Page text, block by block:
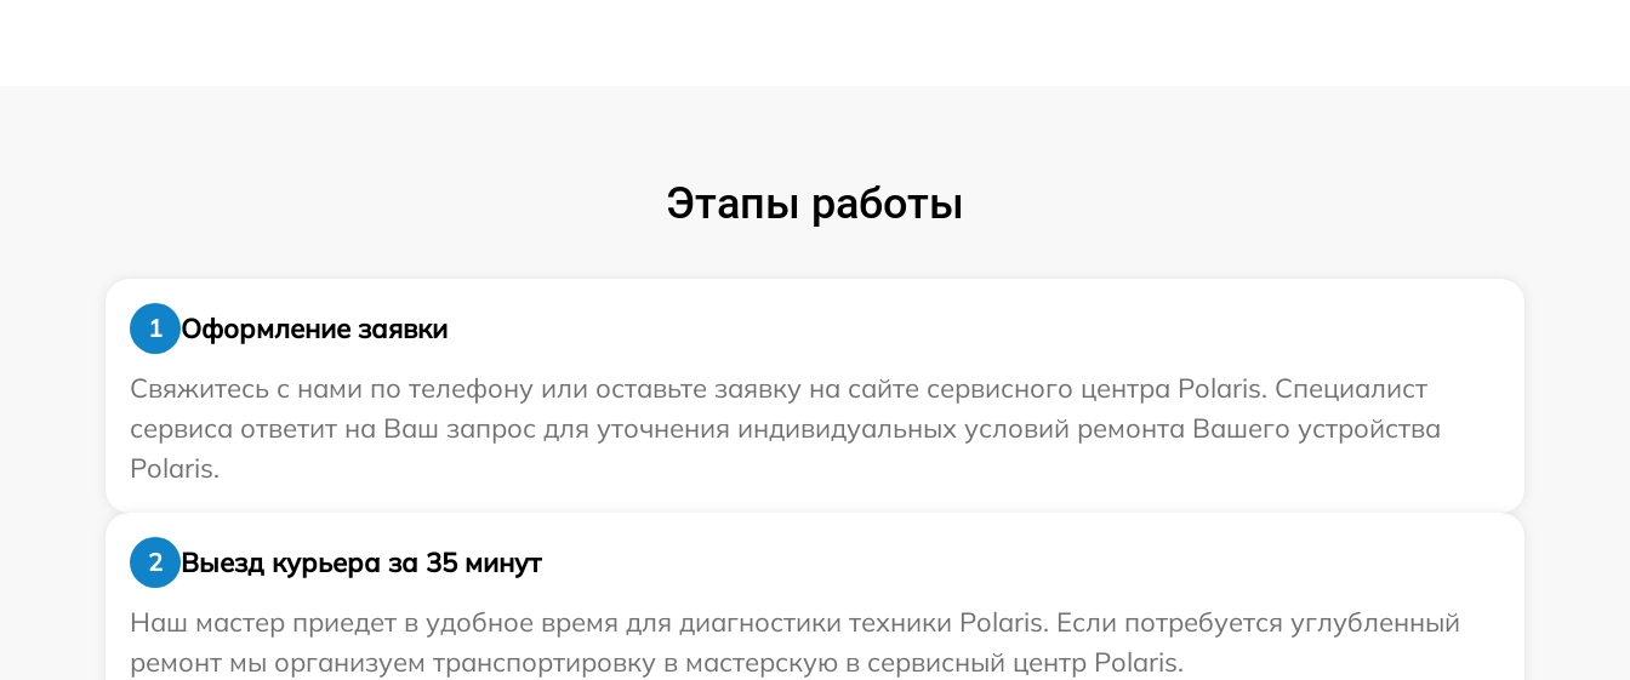
Этапы работы
1
Оформление заявки
Свяжитесь с нами по телефону или оставьте заявку на сайте сервисного центра Polaris. Специалист
сервиса ответит на Ваш запрос для уточнения индивидуальных условий ремонта Вашего устройства
Polaris.
2
Выезд курьера за 35 минут
Наш мастер приедет в удобное время для диагностики техники Polaris. Если потребуется углубленный
ремонт мы организуем транспортировку в мастерскую в сервисный центр Polaris.